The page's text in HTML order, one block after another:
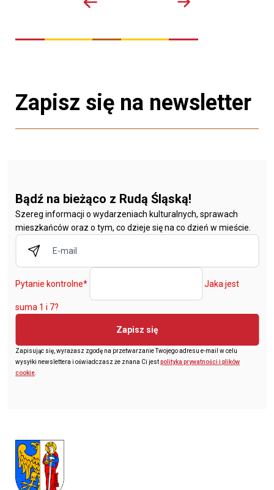
Zapisz się na newsletter
Bądź na bieżąco z Rudą Śląską!
Szereg informacji o wydarzeniach kulturalnych, sprawach
mieszkańców oraz o tym, co dzieje się na co dzień w mieście.
Pytanie kontrolne* Jaka jest
suma 1 i 7?
Zapisz się
Zapisując się, wyrażasz zgodę na przetwarzanie Twojego adresu e-mail w celu
wysyłki newslettera i oświadczasz że znana Ci jestpolityka prywatności i plików
cookie